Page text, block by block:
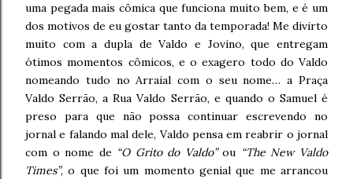
uma pegada mais cômica que funciona muito bem, e é um
dos motivos de eu gostar tanto da temporada! Me divirto
muito com a dupla de Valdo e Jovino, que entregam
ótimos momentos cômicos, e o exagero todo do Valdo
nomeando tudo no Arraial com o seu nome… a Praça
Valdo Serrão, a Rua Valdo Serrão, e quando o Samuel é
preso para que não possa continuar escrevendo no
jornal e falando mal dele, Valdo pensa em reabrir o jornal
com o nome de “O Grito do Valdo”ou “The New Valdo
Times”, o que foi um momento genial que me arrancou